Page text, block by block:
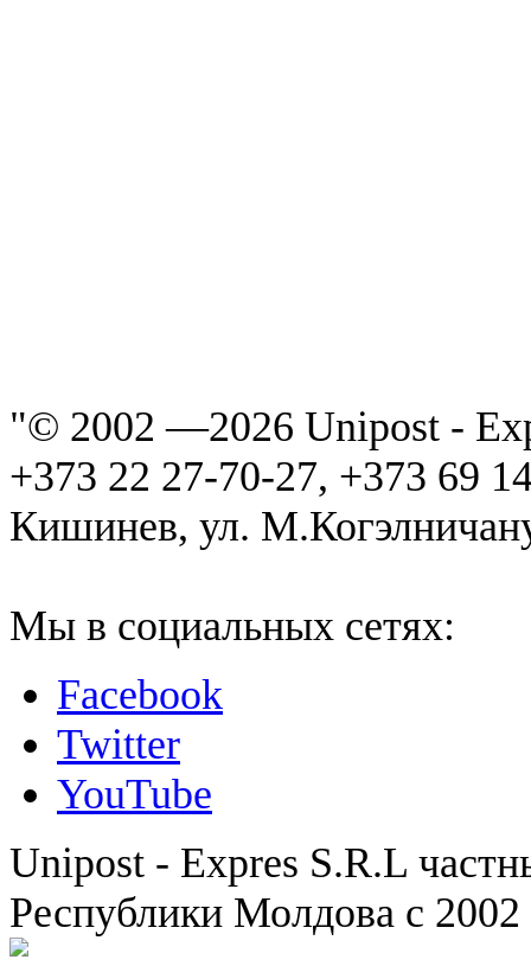
"© 2002 —2026 Unipost -
+373 22 27-70-27, +373 69
Кишинев, ул.
Мы в социальных сетях:
Facebook
Twitter
YouTube
Unipost - Expres S.R.L
Республики Молдова с 2002